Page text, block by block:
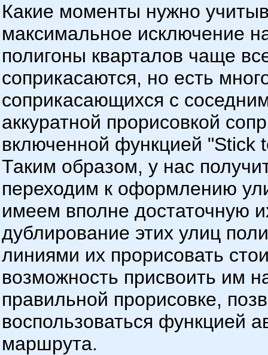
Какие моменты нужно
максимальное исключение
полигоны кварталов чаще
соприкасаются, но есть
соприкасающихся с
аккуратной прорисовкой
включенной функцией "Stick
Таким образом, у нас
переходим к оформлению
имеем вполне достаточную
дублирование этих улиц
линиями их прорисовать
возможность присвоить им
правильной прорисовке,
воспользоваться функцией
маршрута.